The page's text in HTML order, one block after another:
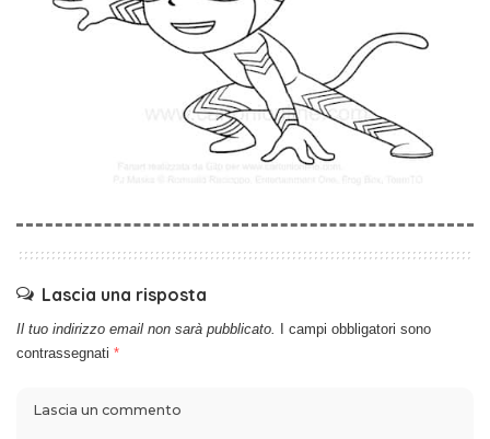
Lascia una risposta
Il tuo indirizzo email non sarà pubblicato.
I campi obbligatori sono
contrassegnati *